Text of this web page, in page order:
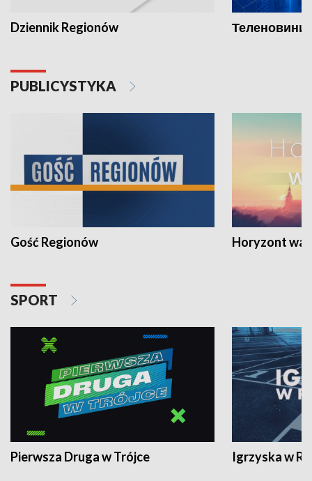
Dziennik Regionów Теленовини
PUBLICYSTYKA
Gość Regionów Horyzont
SPORT
Pierwsza Druga w Trójce Igrzyska w